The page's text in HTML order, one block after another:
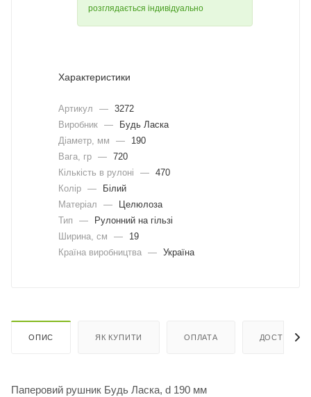
розглядається індивідуально
Характеристики
Артикул — 3272
Виробник —
Будь Ласка
Діаметр, мм
—
190
Вага, гр — 720
Кількість в рулоні
— 470
Колір —
Білий
Матеріал
—
Целюлоза
Тип
—
Рулонний на гільзі
Ширина, cм
—
19
Країна виробництва — Україна
ОПИС ЯК КУПИТИ ОПЛАТА ДОСТАВКА
Паперовий рушник Будь Ласка, d 190 мм